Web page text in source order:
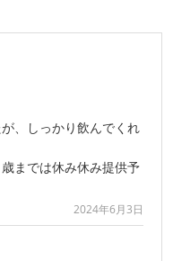
、しっかり飲んでくれ
までは休み休み提供予
2024年6月3日